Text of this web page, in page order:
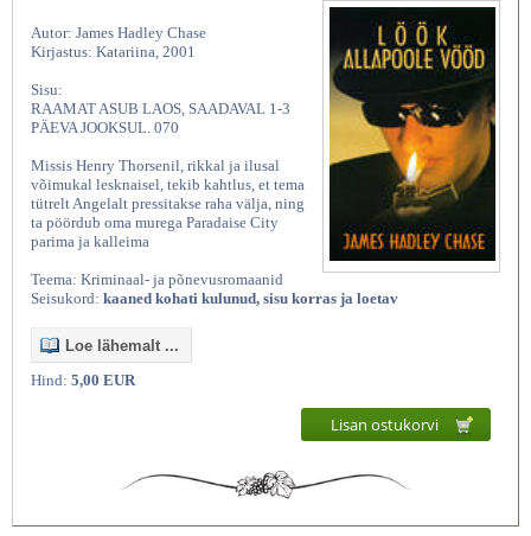
Autor: James Hadley Chase
Kirjastus: Katariina, 2001
Sisu:
RAAMAT ASUB LAOS, SAADAVAL 1-3
PÄEVA JOOKSUL. 070
Missis Henry Thorsenil, rikkal ja ilusal
võimukal lesknaisel, tekib kahtlus, et tema
tütrelt Angelalt pressitakse raha välja, ning
ta pöördub oma murega Paradaise City
parima ja kalleima
Teema: Kriminaal- ja põnevusromaanid
Seisukord: kaaned kohati kulunud, sisu korras ja loetav
Loe lähemalt ...
Hind: 5,00 EUR
Lisan ostukorvi